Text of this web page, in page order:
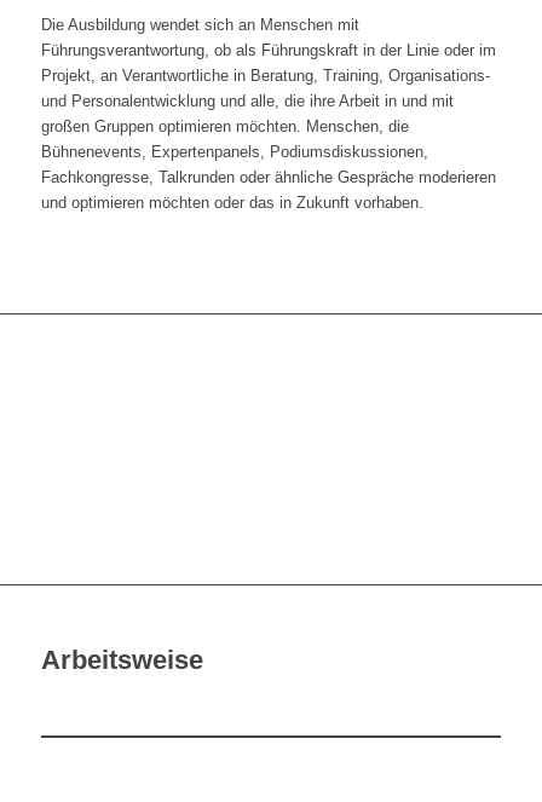
Die Ausbildung wendet sich an Menschen mit
Führungsverantwortung, ob als Führungskraft in der Linie oder im
Projekt, an Verantwortliche in Beratung, Training, Organisations-
und Personalentwicklung und alle, die ihre Arbeit in und mit
großen Gruppen optimieren möchten. Menschen, die
Bühnenevents, Expertenpanels, Podiumsdiskussionen,
Fachkongresse, Talkrunden oder ähnliche Gespräche moderieren
und optimieren möchten oder das in Zukunft vorhaben.
Arbeitsweise